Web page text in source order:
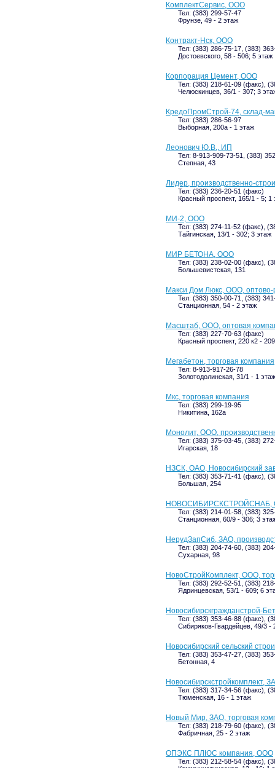
КомплектСервис, ООО
Тел: (383) 299-57-47
Фрунзе, 49 - 2 этаж
Контракт-Нск, ООО
Тел: (383) 286-75-17, (383)
Достоевского, 58 - 506; 5 этаж
Корпорация Цемент, ООО
Тел: (383) 218-61-09 (факс),
Челюскинцев, 36/1 - 307; 3
КредоПромСтрой-74, склад-
Тел: (383) 286-56-97
Выборная, 200а - 1 этаж
Леонович Ю.В., ИП
Тел: 8-913-909-73-51, (383)
Степная, 43
Лидер, производственно-
Тел: (383) 236-20-51 (факс)
Красный проспект, 165/1 - 5; 1
МИ-2, ООО
Тел: (383) 274-11-52 (факс),
Тайгинская, 13/1 - 302; 3 этаж
МИР БЕТОНА, ООО
Тел: (383) 238-02-00 (факс),
Большевистская, 131
Макси Дом Люкс, ООО, оптово-
Тел: (383) 350-00-71, (383)
Станционная, 54 - 2 этаж
Масштаб, ООО, оптовая
Тел: (383) 227-70-63 (факс)
Красный проспект, 220 к2 -
Мегабетон, торговая компания
Тел: 8-913-917-26-78
Золотодолинская, 31/1 - 1 этаж
Мкс, торговая компания
Тел: (383) 299-19-95
Никитина, 162а
Монолит, ООО,
Тел: (383) 375-03-45, (383)
Игарская, 18
НЗСК, ОАО, Новосибирский
Тел: (383) 353-71-41 (факс),
Большая, 254
НОВОСИБИРСКСТРОЙСНАБ,
Тел: (383) 214-01-58, (383)
Станционная, 60/9 - 306; 3
НерудЗапСиб, ЗАО,
Тел: (383) 204-74-60, (383)
Сухарная, 98
НовоСтройКомплект, ООО,
Тел: (383) 292-52-51, (383)
Ядринцевская, 53/1 - 609; 6
Новосибирскгражданстрой-
Тел: (383) 353-46-88 (факс),
Сибиряков-Гвардейцев, 49/3 -
Новосибирский сельский
Тел: (383) 353-47-27, (383)
Бетонная, 4
Новосибирскстройкомплект,
Тел: (383) 317-34-56 (факс),
Тюменская, 16 - 1 этаж
Новый Мир, ЗАО, торговая
Тел: (383) 218-79-60 (факс),
Фабричная, 25 - 2 этаж
ОПЭКС ПЛЮС компания, ООО
Тел: (383) 212-58-54 (факс),